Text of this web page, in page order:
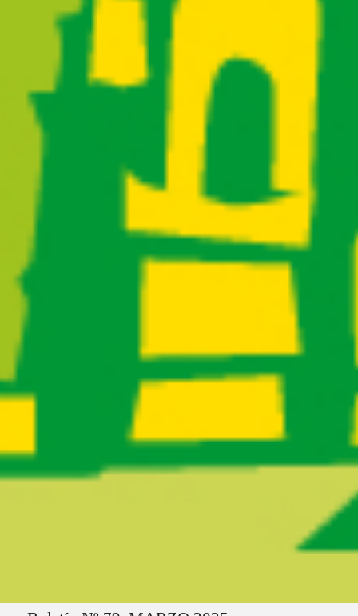
Ruta del sitio